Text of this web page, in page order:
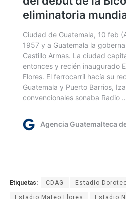
Etiquetas: CDAG Estadio
Estadio Mateo Flores Estadio